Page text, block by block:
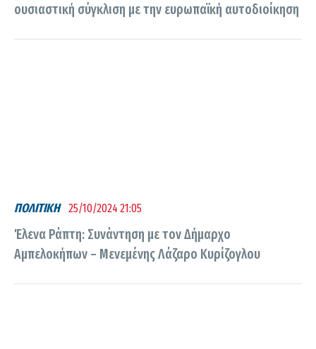
ουσιαστική σύγκλιση με την ευρωπαϊκή αυτοδιοίκηση
ΠΟΛΙΤΙΚΗ 25/10/2024 21:05
Έλενα Ράπτη: Συνάντηση με τον Δήμαρχο
Αμπελοκήπων – Μενεμένης Λάζαρο Κυρίζογλου